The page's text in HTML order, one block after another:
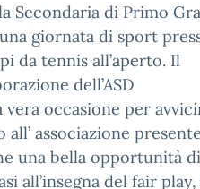
Secondaria di Primo
giornata di sport
da tennis all’aperto. Il
dell’ASD
vera occasione per
associazione
una bella opportunità di
all’insegna del fair play,